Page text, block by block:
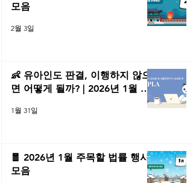
모음
2월 3일
👶 유아인도 판결, 이행하지 않으
면 어떻게 될까? | 2026년 1월 네
1월 31일
🧧 2026년 1월 주목할 법률 행사
모음